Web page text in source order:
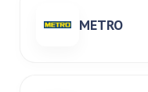
METRO